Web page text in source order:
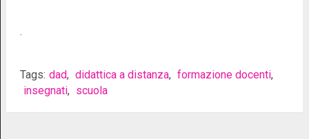
.
Tags: dad, didattica a distanza, formazione docenti,
insegnati, scuola